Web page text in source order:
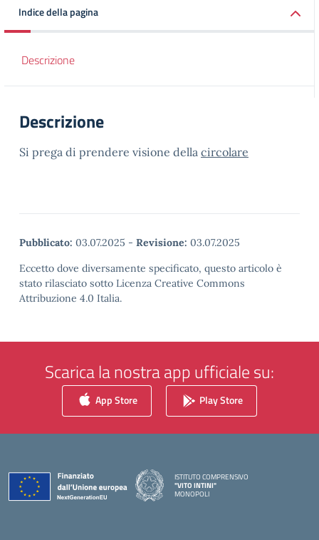
Indice della pagina
Descrizione
Descrizione
Si prega di prendere visione della circolare
Pubblicato: 03.07.2025 - Revisione: 03.07.2025
Eccetto dove diversamente specificato, questo articolo è
stato rilasciato sotto Licenza Creative Commons
Attribuzione 4.0 Italia.
Scarica la nostra app ufficiale su:
App Store Play Store
ISTITUTO COMPRENSIVO
"VITO INTINI"
MONOPOLI